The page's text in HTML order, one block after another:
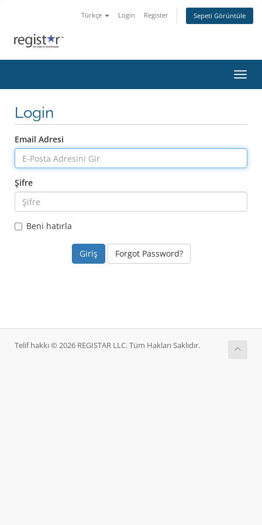
Türkçe Login Register Sepeti Görüntüle
Login
Email Adresi
Şifre
Beni hatırla
Forgot Password?
Telif hakkı © 2026 REGISTAR LLC. Tüm Hakları Saklıdır.